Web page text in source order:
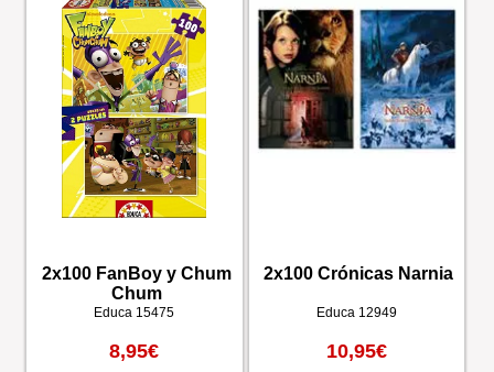
2x100 FanBoy y Chum
Chum
Educa 15475
8,95€
2x100 Crónicas Narnia
Educa 12949
10,95€